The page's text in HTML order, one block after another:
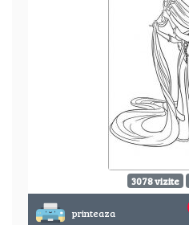
3078 vizite
printeaza